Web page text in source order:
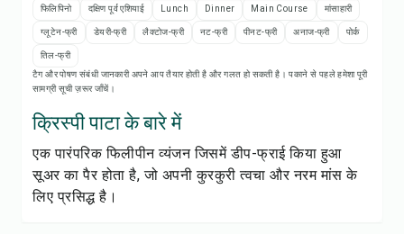
रेसिपी नोट्स
शेयर करें
फिलिपिनो दक्षिण पूर्व एशियाई Lunch Dinner Main Course मांसाहारी
ग्लूटेन-फ्री डेयरी-फ्री लैक्टोज-फ्री नट-फ्री पीनट-फ्री अनाज-फ्री पोर्क
तिल-फ्री
टैग और पोषण संबंधी जानकारी अपने आप तैयार होती है और गलत हो सकती है। पकाने से पहले हमेशा पूरी
सामग्री सूची ज़रूर जाँचें।
क्रिस्पी पाटा के बारे में
एक पारंपरिक फिलीपीन व्यंजन जिसमें डीप-फ्राई किया हुआ
सूअर का पैर होता है, जो अपनी कुरकुरी त्वचा और नरम मांस के
लिए प्रसिद्ध है।